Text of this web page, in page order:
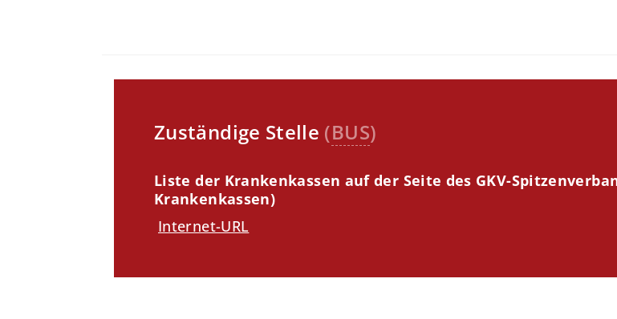
Zuständige Stelle (BUS)
Liste der Krankenkassen auf der Seite des GKV-
Krankenkassen)
Internet-URL